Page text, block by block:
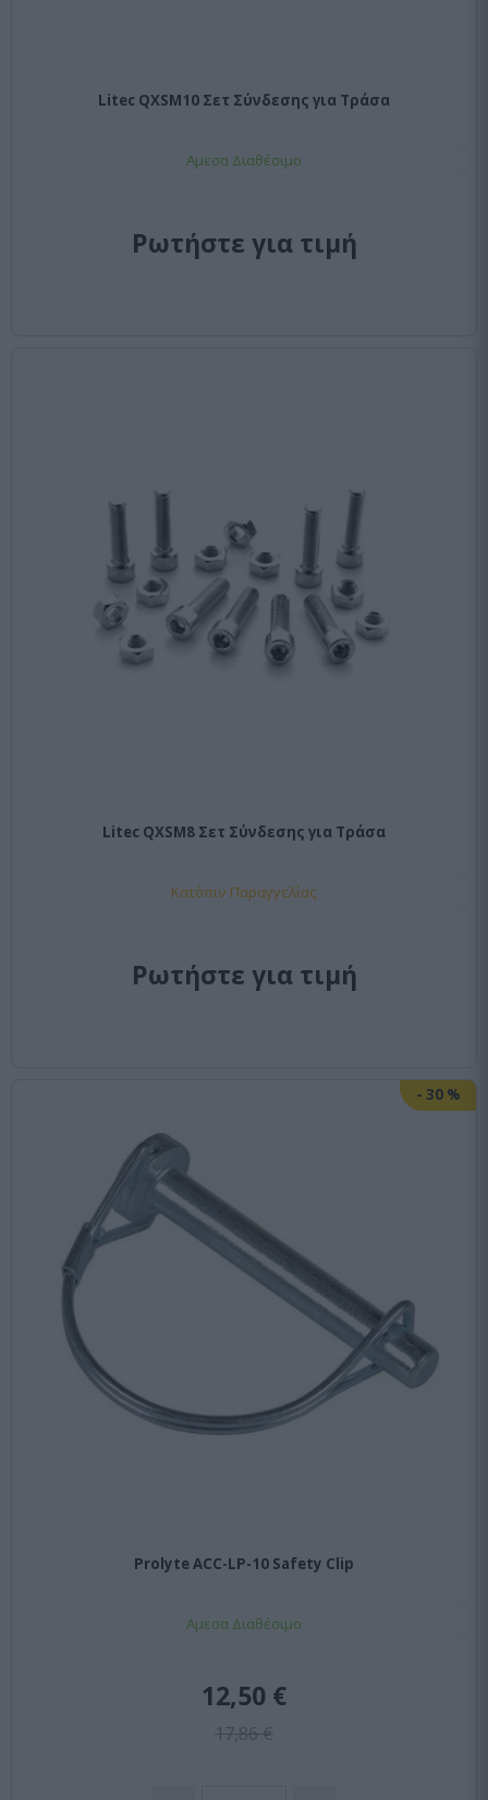
Litec QXSM10 Σετ Σύνδεσης για Τράσα
Αμεσα Διαθέσιμο
Ρωτήστε για τιμή
Litec QXSM8 Σετ Σύνδεσης για Τράσα
Κατόπιν Παραγγελίας
Ρωτήστε για τιμή
- 30 %
Prolyte ACC-LP-10 Safety Clip
Αμεσα Διαθέσιμο
17,86 €
12,50 €